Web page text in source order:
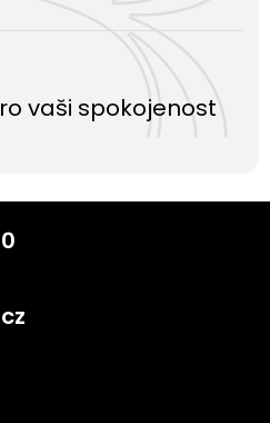
vaši spokojenost